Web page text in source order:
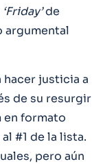
‘Friday’de
argumental
hacer justicia a
de su resurgir
en formato
#1 de la lista.
pero aún